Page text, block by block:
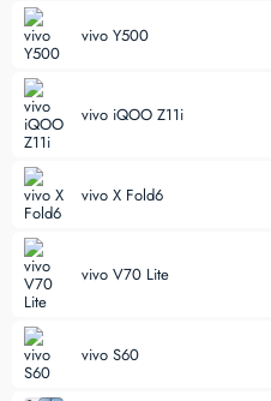
vivo Y500
vivo iQOO Z11i
vivo X Fold6
vivo V70 Lite
vivo S60